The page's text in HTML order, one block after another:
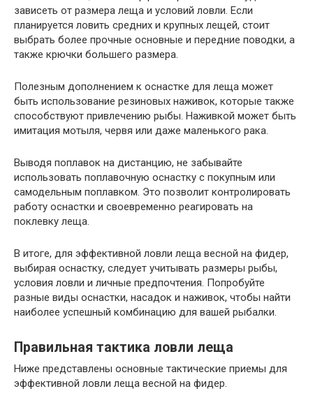
зависеть от размера леща и условий ловли. Если
планируется ловить средних и крупных лещей, стоит
выбрать более прочные основные и передние поводки, а
также крючки большего размера.
Полезным дополнением к оснастке для леща может
быть использование резиновых наживок, которые также
способствуют привлечению рыбы. Наживкой может быть
имитация мотыля, червя или даже маленького рака.
Выводя поплавок на дистанцию, не забывайте
использовать поплавочную оснастку с покупным или
самодельным поплавком. Это позволит контролировать
работу оснастки и своевременно реагировать на
поклевку леща.
В итоге, для эффективной ловли леща весной на фидер,
выбирая оснастку, следует учитывать размеры рыбы,
условия ловли и личные предпочтения. Попробуйте
разные виды оснастки, насадок и наживок, чтобы найти
наиболее успешный комбинацию для вашей рыбалки.
Правильная тактика ловли леща
Ниже представлены основные тактические приемы для
эффективной ловли леща весной на фидер.